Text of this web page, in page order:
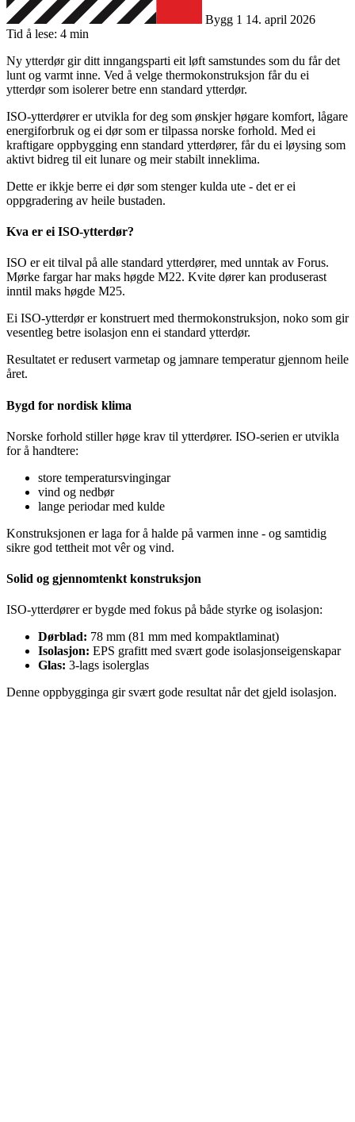
Bygg 1 14. april 2026
Tid å lese: 4 min
Ny ytterdør gir ditt inngangsparti eit løft samstundes som du får det
lunt og varmt inne. Ved å velge thermokonstruksjon får du ei
ytterdør som isolerer betre enn standard ytterdør.
ISO-ytterdører er utvikla for deg som ønskjer høgare komfort, lågare
energiforbruk og ei dør som er tilpassa norske forhold. Med ei
kraftigare oppbygging enn standard ytterdører, får du ei løysing som
aktivt bidreg til eit lunare og meir stabilt inneklima.
Dette er ikkje berre ei dør som stenger kulda ute - det er ei
oppgradering av heile bustaden.
Kva er ei ISO-ytterdør?
ISO er eit tilval på alle standard ytterdører, med unntak av Forus.
Mørke fargar har maks høgde M22. Kvite dører kan produserast
inntil maks høgde M25.
Ei ISO-ytterdør er konstruert med thermokonstruksjon, noko som gir
vesentleg betre isolasjon enn ei standard ytterdør.
Resultatet er redusert varmetap og jamnare temperatur gjennom heile
året.
Bygd for nordisk klima
Norske forhold stiller høge krav til ytterdører. ISO-serien er utvikla
for å handtere:
store temperatursvingingar
vind og nedbør
lange periodar med kulde
Konstruksjonen er laga for å halde på varmen inne - og samtidig
sikre god tettheit mot vêr og vind.
Solid og gjennomtenkt konstruksjon
ISO-ytterdører er bygde med fokus på både styrke og isolasjon:
Dørblad: 78 mm (81 mm med kompaktlaminat)
Isolasjon: EPS grafitt med svært gode isolasjonseigenskapar
Glas: 3-lags isolerglas
Denne oppbygginga gir svært gode resultat når det gjeld isolasjon.